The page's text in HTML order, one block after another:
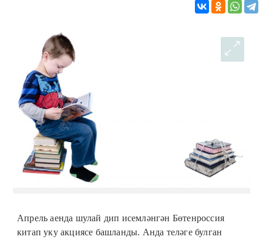
Апрель аенда шулай дип исемләнгән Бөтенроссия
китап уку акциясе башланды. Анда теләге булган